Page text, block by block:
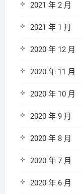
2021 年 2 月
2021 年 1 月
2020 年 12 月
2020 年 11 月
2020 年 10 月
2020 年 9 月
2020 年 8 月
2020 年 7 月
2020 年 6 月